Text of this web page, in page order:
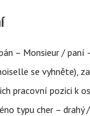
– Monsieur / paní
se vyhněte),
pracovní pozici k
typu cher – drahý